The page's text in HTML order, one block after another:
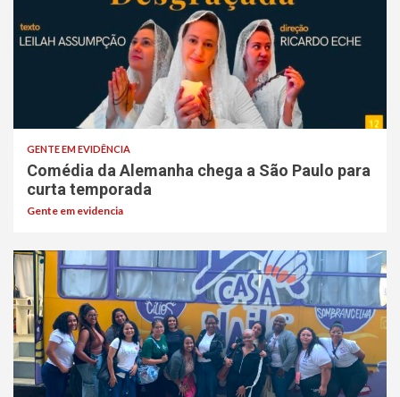
GENTE EM EVIDÊNCIA
Comédia da Alemanha chega a São Paulo para
curta temporada
Gente em evidencia